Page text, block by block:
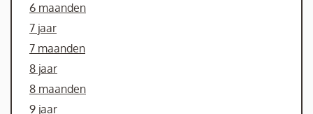
6 maanden
7 jaar
7 maanden
8 jaar
8 maanden
9 jaar